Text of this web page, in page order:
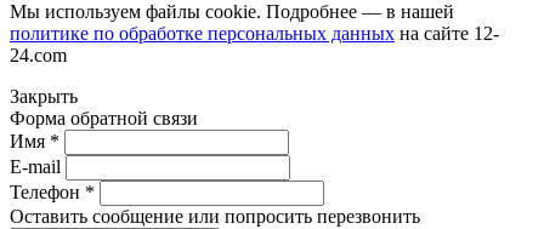
Мы используем файлы cookie. Подробнее — в нашей
политике по обработке персональных данных на сайте 12-
24.com
Закрыть
Форма обратной связи
Имя *
E-mail
Телефон *
Оставить сообщение или попросить перезвонить